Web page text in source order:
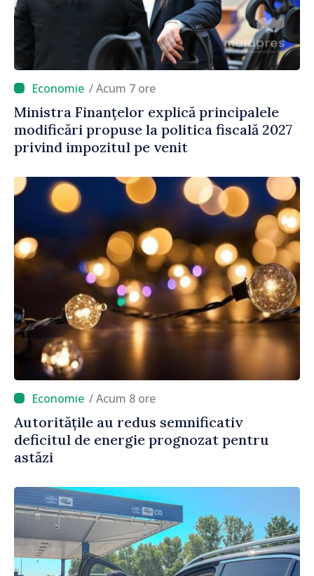
/ Acum 7 ore
Ministra Finanțelor explică principalele
modificări propuse la politica fiscală 2027
privind impozitul pe venit
/ Acum 8 ore
Autoritățile au redus semnificativ
deficitul de energie prognozat pentru
astăzi